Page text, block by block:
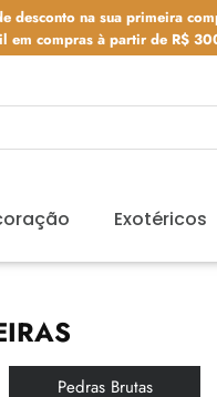
desconto na sua primeira
em compras à partir de R$
Exotéricos
Pedras Brutas